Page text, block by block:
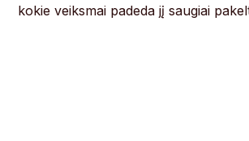
kokie veiksmai padeda jį saugiai